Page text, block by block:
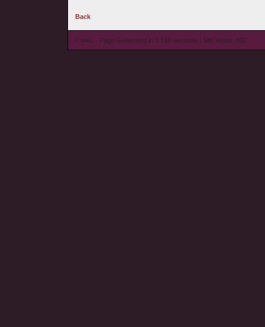
Back
© wieL - Page Generated in 0.148 seconds | Site Views: 832